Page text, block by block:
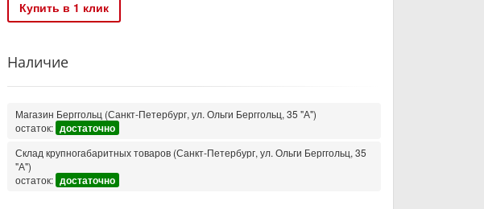
Купить в 1 клик
Наличие
Магазин Берггольц (Санкт-Петербург, ул. Ольги Берггольц, 35 "А")
остаток: достаточно
Склад крупногабаритных товаров (Санкт-Петербург, ул. Ольги Берггольц, 35
"А")
остаток: достаточно